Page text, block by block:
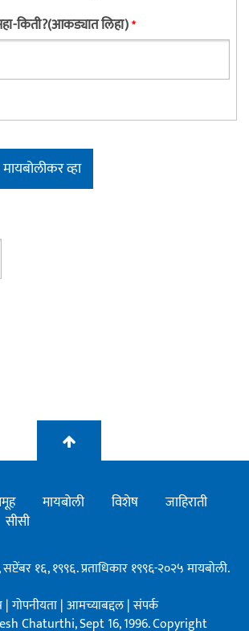
किती?(आकड्यात लिहा)*
मायबोली विशेष
जाहिराती
सीसी
१६, १९९६. प्रताधिकार १९९६-२०२५ मायबोली.
|गोपनीयता|आमच्याबद्दल|संपर्क
Chaturthi, Sept 16, 1996. Copyright